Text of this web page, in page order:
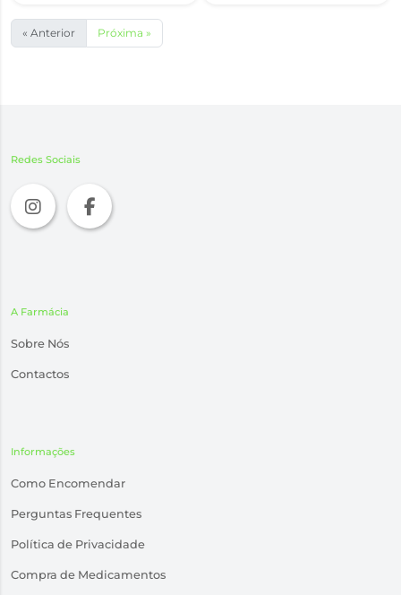
« Anterior Próxima »
Redes Sociais
A Farmácia
Sobre Nós
Contactos
Informações
Como Encomendar
Perguntas Frequentes
Política de Privacidade
Compra de Medicamentos